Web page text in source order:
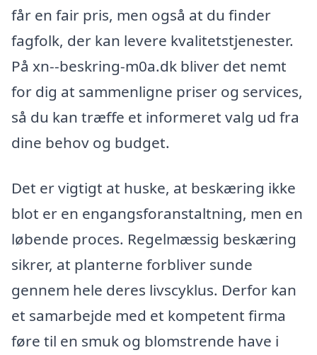
får en fair pris, men også at du finder
fagfolk, der kan levere kvalitetstjenester.
På xn--beskring-m0a.dk bliver det nemt
for dig at sammenligne priser og services,
så du kan træffe et informeret valg ud fra
dine behov og budget.
Det er vigtigt at huske, at beskæring ikke
blot er en engangsforanstaltning, men en
løbende proces. Regelmæssig beskæring
sikrer, at planterne forbliver sunde
gennem hele deres livscyklus. Derfor kan
et samarbejde med et kompetent firma
føre til en smuk og blomstrende have i